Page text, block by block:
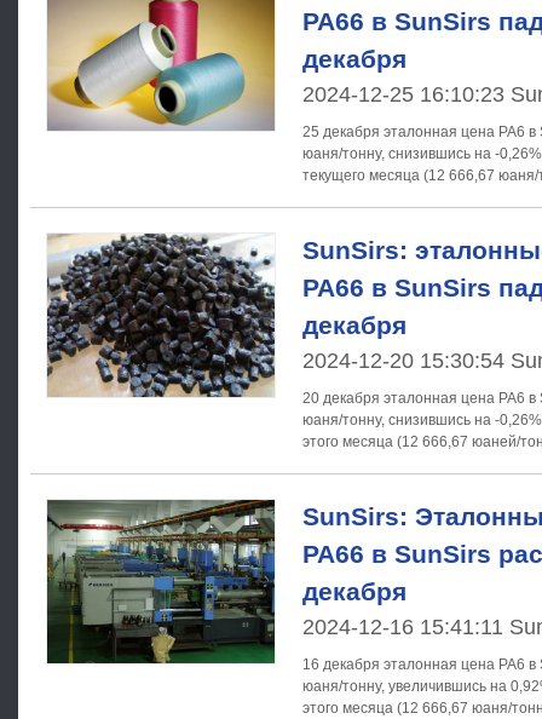
PA66 в SunSirs
декабря
2024-12-25 16:10:23
25 декабря эталонная цена PA6
юаня/тонну, снизившись на -
SunSirs:
PA66 в SunSirs
декабря
2024-12-20 15:30:54
20 декабря эталонная цена PA6
юаня/тонну, снизившись на -
SunSirs:
PA66 в SunSirs
декабря
2024-12-16 15:41:11
16 декабря эталонная цена PA6
юаня/тонну, увеличившись на